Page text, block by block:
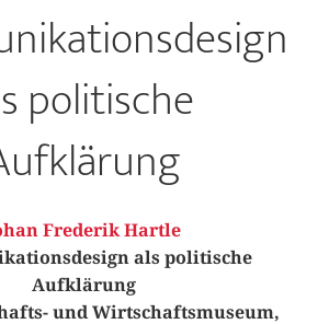
politische
Frederik Hartle
als politische
Aufklärung
und Wirtschaftsmuseum,